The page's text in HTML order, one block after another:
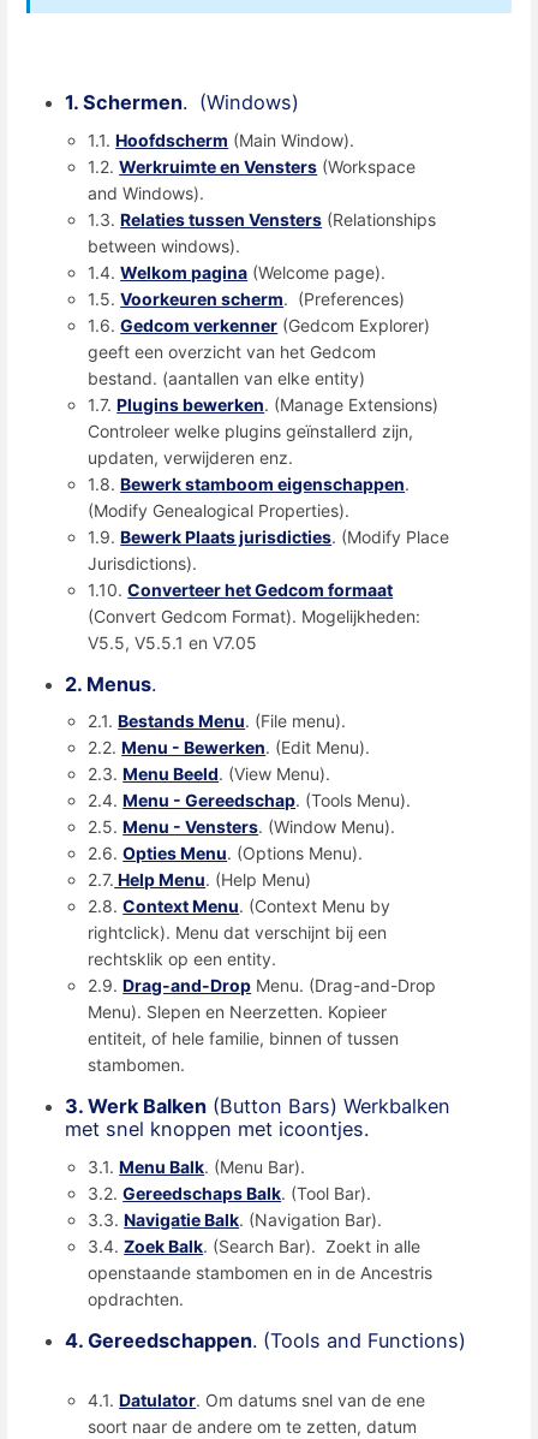
1. Schermen. (Windows)
1.1.Hoofdscherm (Main Window).
1.2.Werkruimte en Vensters (Workspace
and Windows).
1.3.Relaties tussen Vensters (Relationships
between windows).
1.4.Welkom pagina (Welcome page).
1.5.Voorkeuren scherm. (Preferences)
1.6.Gedcom verkenner (Gedcom Explorer)
geeft een overzicht van het Gedcom
bestand. (aantallen van elke entity)
1.7.Plugins bewerken. (Manage Extensions)
Controleer welke plugins geïnstallerd zijn,
updaten, verwijderen enz.
1.8.Bewerk stamboom eigenschappen.
(Modify Genealogical Properties).
1.9.Bewerk Plaats jurisdicties. (Modify Place
Jurisdictions).
1.10.Converteer het Gedcom formaat
(Convert Gedcom Format). Mogelijkheden:
V5.5, V5.5.1 en V7.05
2. Menus.
2.1.Bestands Menu. (File menu).
2.2.Menu - Bewerken. (Edit Menu).
2.3.Menu Beeld. (View Menu).
2.4.Menu - Gereedschap. (Tools Menu).
2.5.Menu - Vensters. (Window Menu).
2.6.Opties Menu. (Options Menu).
2.7. Help Menu. (Help Menu)
2.8.Context Menu. (Context Menu by
rightclick). Menu dat verschijnt bij een
rechtsklik op een entity.
2.9.Drag-and-Drop Menu. (Drag-and-Drop
Menu). Slepen en Neerzetten. Kopieer
entiteit, of hele familie, binnen of tussen
stambomen.
3. Werk Balken (Button Bars) Werkbalken
met snel knoppen met icoontjes.
3.1.Menu Balk. (Menu Bar).
3.2.Gereedschaps Balk. (Tool Bar).
3.3.Navigatie Balk. (Navigation Bar).
3.4.Zoek Balk. (Search Bar). Zoekt in alle
openstaande stambomen en in de Ancestris
opdrachten.
4. Gereedschappen. (Tools and Functions)
4.1.Datulator. Om datums snel van de ene
soort naar de andere om te zetten, datum